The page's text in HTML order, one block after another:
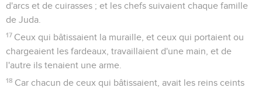
d'arcs et de cuirasses ; et les chefs suivaient chaque famille
de Juda.
17 Ceux qui bâtissaient la muraille, et ceux qui portaient ou
chargeaient les fardeaux, travaillaient d'une main, et de
l'autre ils tenaient une arme.
18 Car chacun de ceux qui bâtissaient, avait les reins ceints